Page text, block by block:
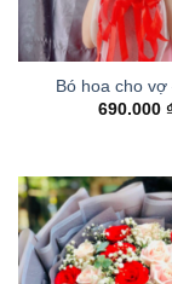
Bó hoa cho vợ
690.000